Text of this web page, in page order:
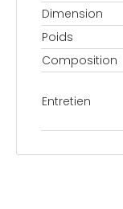
Dimension
Poids
Composition
Entretien